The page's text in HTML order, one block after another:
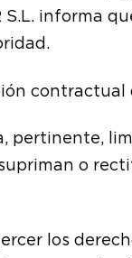
informa
contractual
pertinente,
o
los